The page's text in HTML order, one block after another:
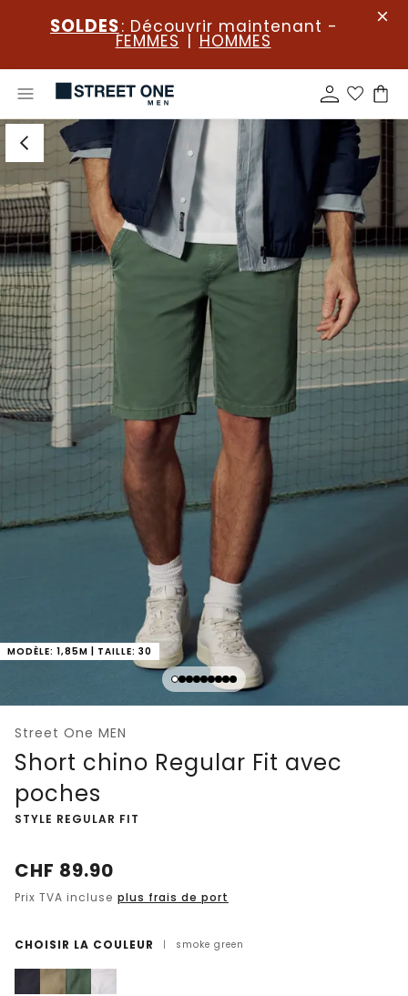
SOLDES: Découvrir maintenant -
FEMMES | HOMMES
MODÈLE: 1,85M | TAILLE: 30
Street One MEN
Short chino Regular Fit avec
poches
-
STYLE REGULAR FIT
CHF 89.90
Prix TVA incluse plus frais de port
CHOISIR LA COULEUR | smoke green